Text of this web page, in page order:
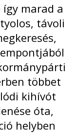
így marad a
távoli
többet
kihívót
óta,
helyben